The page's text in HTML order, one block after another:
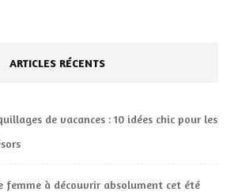
ARTICLES RÉCENTS
de vacances : 10 idées chic pour les
femme à découvrir absolument cet été